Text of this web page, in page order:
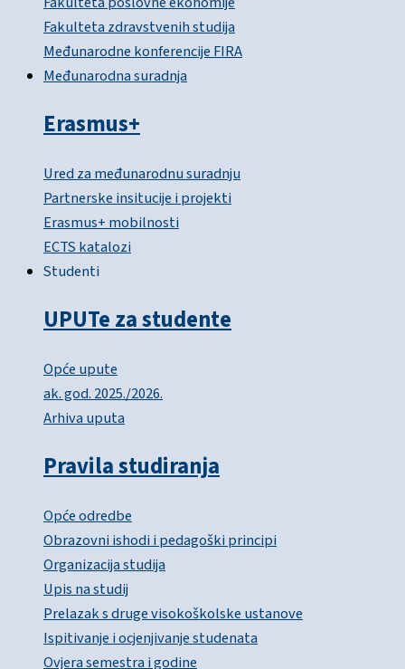
Fakulteta zdravstvenih studija
Međunarodne konferencije FIRA
Međunarodna suradnja
Erasmus+
Ured za međunarodnu suradnju
Partnerske insitucije i projekti
Erasmus+ mobilnosti
ECTS katalozi
Studenti
UPUTe za studente
Opće upute
ak. god. 2025./2026.
Arhiva uputa
Pravila studiranja
Opće odredbe
Obrazovni ishodi i pedagoški principi
Organizacija studija
Upis na studij
Prelazak s druge visokoškolske ustanove
Ispitivanje i ocjenjivanje studenata
Ovjera semestra i godine